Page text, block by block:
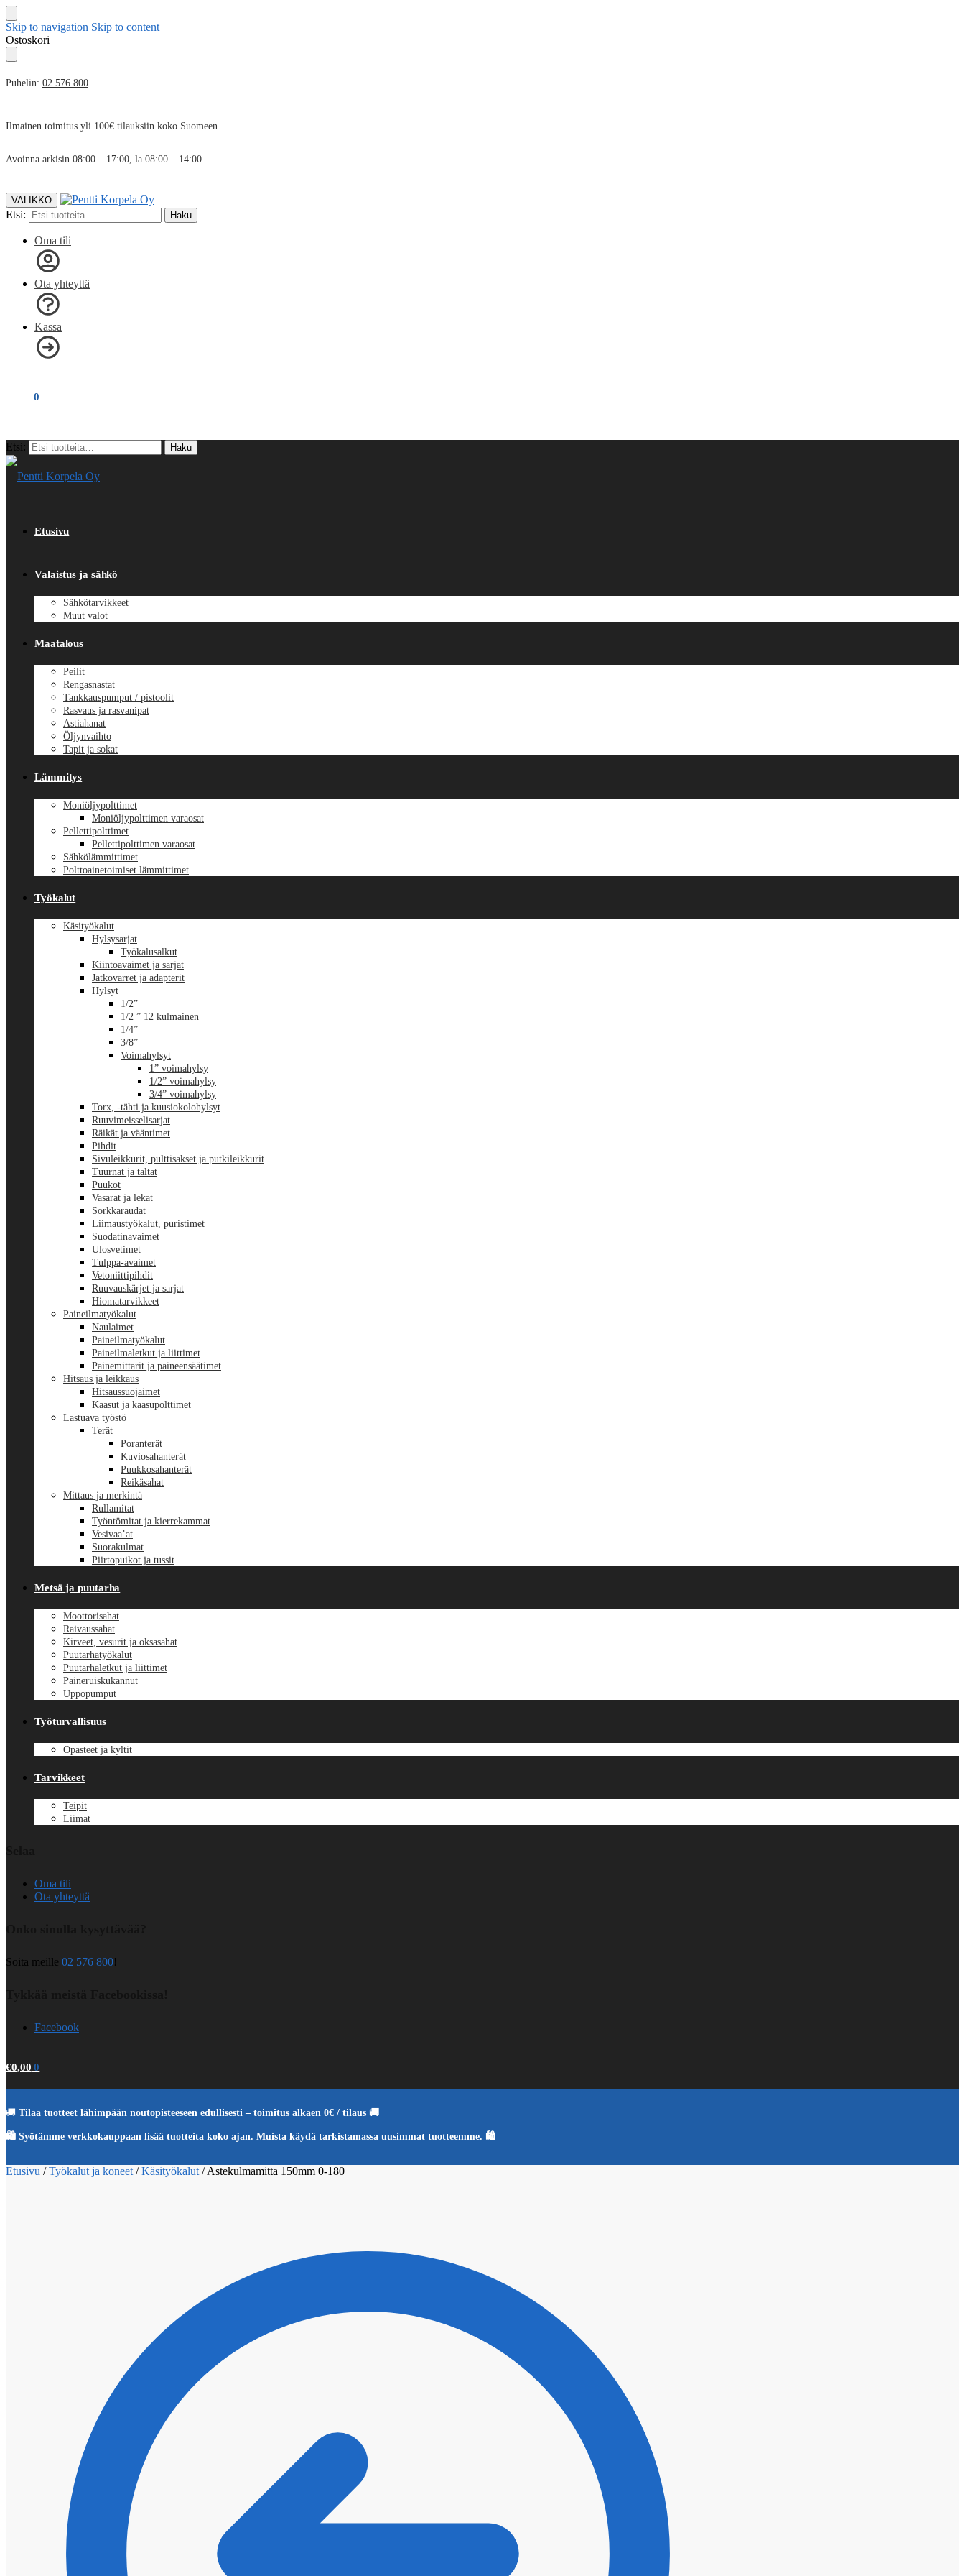
Skip to navigation Skip to content
Ostoskori
Puhelin: 02 576 800
Ilmainen toimitus yli 100€ tilauksiin koko Suomeen.
Avoinna arkisin 08:00 – 17:00, la 08:00 – 14:00
VALIKKO
Etsi: Haku
Oma tili
Ota yhteyttä
Kassa
0
Etsi: Haku
Etusivu
Valaistus ja sähkö
Sähkötarvikkeet
Muut valot
Maatalous
Peilit
Rengasnastat
Tankkauspumput / pistoolit
Rasvaus ja rasvanipat
Astiahanat
Öljynvaihto
Tapit ja sokat
Lämmitys
Moniöljypolttimet
Moniöljypolttimen varaosat
Pellettipolttimet
Pellettipolttimen varaosat
Sähkölämmittimet
Polttoainetoimiset lämmittimet
Työkalut
Käsityökalut
Hylsysarjat
Työkalusalkut
Kiintoavaimet ja sarjat
Jatkovarret ja adapterit
Hylsyt
1/2”
1/2 ” 12 kulmainen
1/4”
3/8”
Voimahylsyt
1” voimahylsy
1/2” voimahylsy
3/4” voimahylsy
Torx, -tähti ja kuusiokolohylsyt
Ruuvimeisselisarjat
Räikät ja vääntimet
Pihdit
Sivuleikkurit, pulttisakset ja putkileikkurit
Tuurnat ja taltat
Puukot
Vasarat ja lekat
Sorkkaraudat
Liimaustyökalut, puristimet
Suodatinavaimet
Ulosvetimet
Tulppa-avaimet
Vetoniittipihdit
Ruuvauskärjet ja sarjat
Hiomatarvikkeet
Paineilmatyökalut
Naulaimet
Paineilmatyökalut
Paineilmaletkut ja liittimet
Painemittarit ja paineensäätimet
Hitsaus ja leikkaus
Hitsaussuojaimet
Kaasut ja kaasupolttimet
Lastuava työstö
Terät
Poranterät
Kuviosahanterät
Puukkosahanterät
Reikäsahat
Mittaus ja merkintä
Rullamitat
Työntömitat ja kierrekammat
Vesivaa’at
Suorakulmat
Piirtopuikot ja tussit
Metsä ja puutarha
Moottorisahat
Raivaussahat
Kirveet, vesurit ja oksasahat
Puutarhatyökalut
Puutarhaletkut ja liittimet
Paineruiskukannut
Uppopumput
Työturvallisuus
Opasteet ja kyltit
Tarvikkeet
Teipit
Liimat
Oma tili
Ota yhteyttä
Soita meille 02 576 800!
Facebook
€0,00 0
🚚 Tilaa tuotteet lähimpään noutopisteeseen edullisesti – toimitus alkaen 0€ / tilaus 🚚
🛍️ Syötämme verkkokauppaan lisää tuotteita koko ajan. Muista käydä tarkistamassa uusimmat tuotteemme. 🛍️
Etusivu /Työkalut ja koneet /Käsityökalut /Astekulmamitta 150mm 0-180